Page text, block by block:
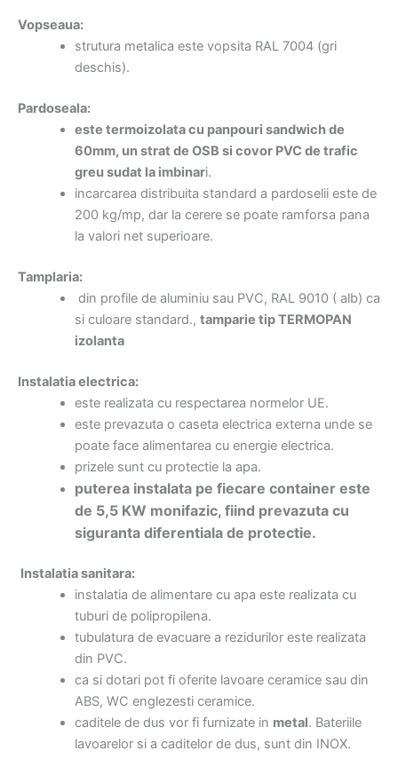
Vopseaua:
strutura metalica este vopsita RAL 7004 (gri
deschis).
Pardoseala:
este termoizolata cu panpouri sandwich de
60mm, un strat de OSB si covor PVC de trafic
greu sudat la imbinari.
incarcarea distribuita standard a pardoselii este de
200 kg/mp, dar la cerere se poate ramforsa pana
la valori net superioare.
Tamplaria:
din profile de aluminiu sau PVC, RAL 9010 ( alb) ca
si culoare standard., tamparie tip TERMOPAN
izolanta
Instalatia electrica:
este realizata cu respectarea normelor UE.
este prevazuta o caseta electrica externa unde se
poate face alimentarea cu energie electrica.
prizele sunt cu protectie la apa.
puterea instalata pe fiecare container este
de 5,5 KW monifazic, fiind prevazuta cu
siguranta diferentiala de protectie.
Instalatia sanitara:
instalatia de alimentare cu apa este realizata cu
tuburi de polipropilena.
tubulatura de evacuare a rezidurilor este realizata
din PVC.
ca si dotari pot fi oferite lavoare ceramice sau din
ABS, WC englezesti ceramice.
caditele de dus vor fi furnizate in metal. Bateriile
lavoarelor si a caditelor de dus, sunt din INOX.